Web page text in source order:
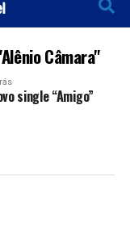
Câmara"
single “Amigo”